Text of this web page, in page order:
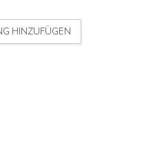
HINZUFÜGEN